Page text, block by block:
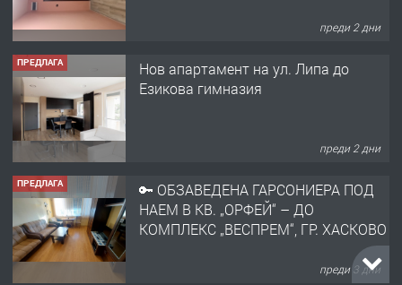
преди 2 дни
ПРЕДЛАГА
Нов апартамент на ул. Липа до
Езикова гимназия
преди 2 дни
ПРЕДЛАГА
🔑 ОБЗАВЕДЕНА ГАРСОНИЕРА ПОД
НАЕМ В КВ. „ОРФЕЙ“ – ДО
КОМПЛЕКС „ВЕСПРЕМ“, ГР. ХАСКОВО
преди 3 дни